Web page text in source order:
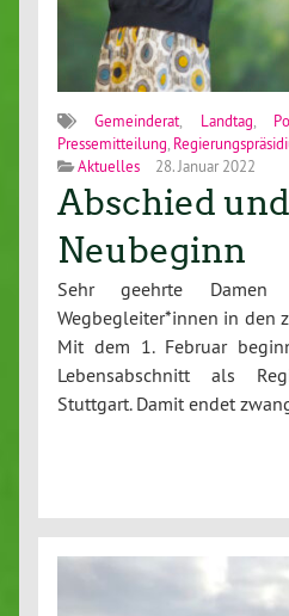
Gemeinderat Landtag
Pressemitteilung
Aktuelles
28. Januar 2022
Abschied und
Neubeginn
Sehr geehrte
Wegbegleiter*innen in den
Mit dem 1. Februar
Lebensabschnitt als
Stuttgart. Damit endet